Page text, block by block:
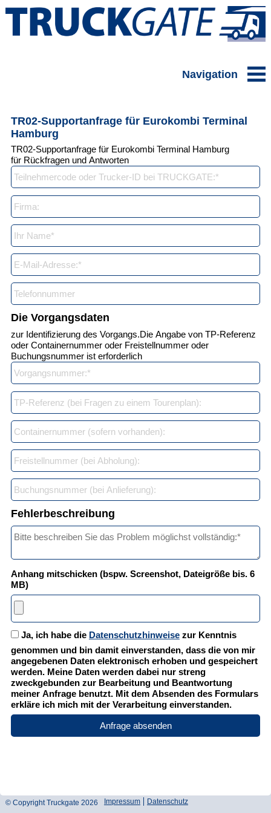
Navigation
TR02-Supportanfrage für Eurokombi Terminal
Hamburg
TR02-Supportanfrage für Eurokombi Terminal Hamburg
für Rückfragen und Antworten
Die Vorgangsdaten
zur Identifizierung des Vorgangs.Die Angabe von TP-Referenz
oder Containernummer oder Freistellnummer oder
Buchungsnummer ist erforderlich
Fehlerbeschreibung
Anhang mitschicken (bspw. Screenshot, Dateigröße bis. 6
MB)
Ja, ich habe die Datenschutzhinweisezur Kenntnis
genommen und bin damit einverstanden, dass die von mir
angegebenen Daten elektronisch erhoben und gespeichert
werden. Meine Daten werden dabei nur streng
zweckgebunden zur Bearbeitung und Beantwortung
meiner Anfrage benutzt. Mit dem Absenden des Formulars
erkläre ich mich mit der Verarbeitung einverstanden.
Zum
Zur
Zum
© Copyright Truckgate 2026 Impressum Datenschutz